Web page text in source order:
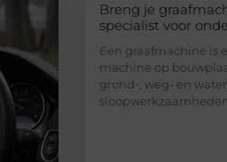
Breng je
specialist voor
Een graafmachine is
machine op
grond-, weg- en